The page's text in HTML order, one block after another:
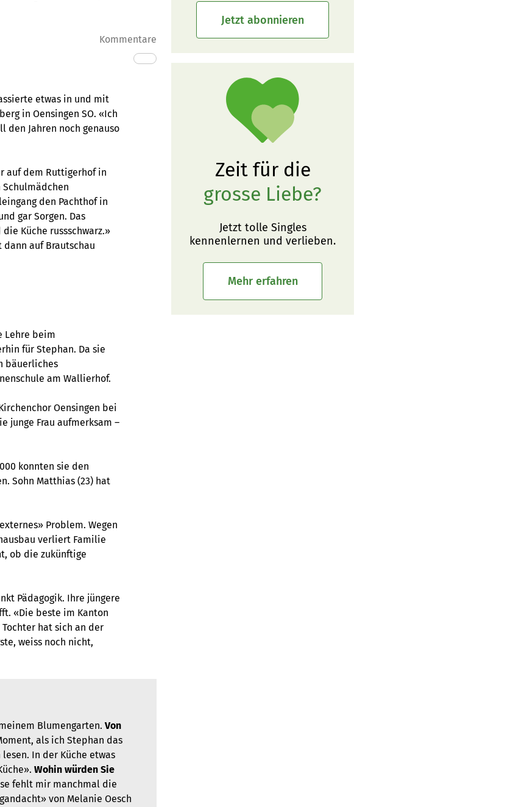
Kommentare
etwas in und mit
in Oensingen SO. «Ich
den Jahren noch genauso
auf dem Ruttigerhof in
den Pachthof in
gar Sorgen. Das
Küche russschwarz.»
auf Brautschau
Lehre beim
für Stephan. Da sie
bäuerliches
am Wallierhof.
Oensingen bei
junge Frau aufmerksam –
konnten sie den
Sohn Matthias (23) hat
Problem. Wegen
verliert Familie
ob die zukünftige
Pädagogik. Ihre jüngere
«Die beste im Kanton
hat sich an der
weiss noch nicht,
Blumengarten. Von
als ich Stephan das
lesen. In der Küche etwas
Wohin würden Sie
fehlt mir manchmal die
von Melanie Oesch
Jetzt abonnieren
Zeit für die
grosse Liebe?
Jetzt tolle Singles
kennenlernen und verlieben.
Mehr erfahren